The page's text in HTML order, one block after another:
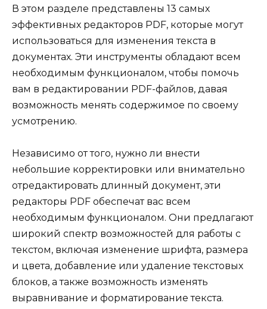
В этом разделе представлены 13 самых
эффективных редакторов PDF, которые могут
использоваться для изменения текста в
документах. Эти инструменты обладают всем
необходимым функционалом, чтобы помочь
вам в редактировании PDF-файлов, давая
возможность менять содержимое по своему
усмотрению.
Независимо от того, нужно ли внести
небольшие корректировки или внимательно
отредактировать длинный документ, эти
редакторы PDF обеспечат вас всем
необходимым функционалом. Они предлагают
широкий спектр возможностей для работы с
текстом, включая изменение шрифта, размера
и цвета, добавление или удаление текстовых
блоков, а также возможность изменять
выравнивание и форматирование текста.